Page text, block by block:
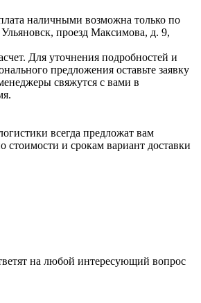
наличными возможна только по
Ульяновск, проезд Максимова, д. 9,
Для уточнения подробностей и
предложения оставьте заявку
свяжутся с вами в
всегда предложат вам
стоимости и срокам вариант доставки
на любой интересующий вопрос